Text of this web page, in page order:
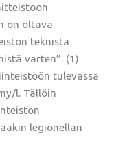
on oltava
teknistä
varten”. (1)
tulevassa
l. Tällöin
legionellan